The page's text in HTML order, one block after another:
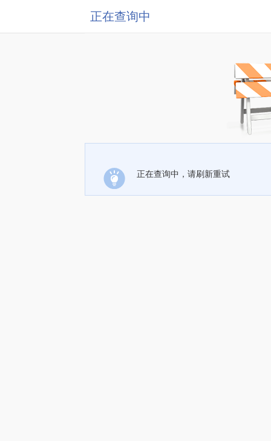
正在查询中
正在查询中，请刷新重试